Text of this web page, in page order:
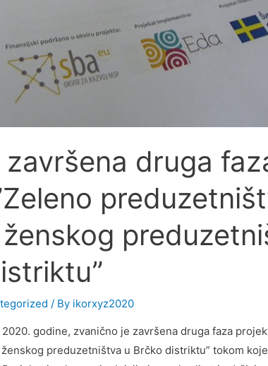
druga
/ By ikorxyz2020
godine, zvanično je završena druga faza
preduzetništva u Brčko distriktu” tokom